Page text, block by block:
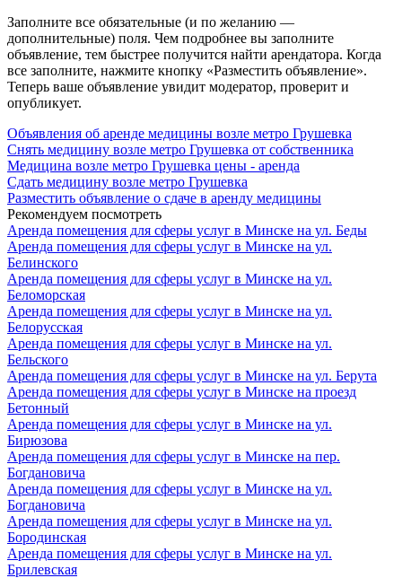
Заполните все обязательные (и по желанию —
дополнительные) поля. Чем подробнее вы заполните
объявление, тем быстрее получится найти арендатора. Когда
все заполните, нажмите кнопку «Разместить объявление».
Теперь ваше объявление увидит модератор, проверит и
опубликует.
Объявления об аренде медицины возле метро Грушевка
Снять медицину возле метро Грушевка от собственника
Медицина возле метро Грушевка цены - аренда
Сдать медицину возле метро Грушевка
Разместить объявление о сдаче в аренду медицины
Рекомендуем посмотреть
Аренда помещения для сферы услуг в Минске на ул. Беды
Аренда помещения для сферы услуг в Минске на ул.
Белинского
Аренда помещения для сферы услуг в Минске на ул.
Беломорская
Аренда помещения для сферы услуг в Минске на ул.
Белорусская
Аренда помещения для сферы услуг в Минске на ул.
Бельского
Аренда помещения для сферы услуг в Минске на ул. Берута
Аренда помещения для сферы услуг в Минске на проезд
Бетонный
Аренда помещения для сферы услуг в Минске на ул.
Бирюзова
Аренда помещения для сферы услуг в Минске на пер.
Богдановича
Аренда помещения для сферы услуг в Минске на ул.
Богдановича
Аренда помещения для сферы услуг в Минске на ул.
Бородинская
Аренда помещения для сферы услуг в Минске на ул.
Брилевская